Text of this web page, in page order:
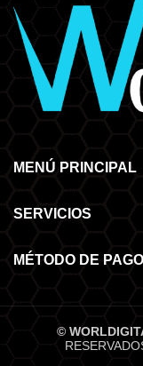
MENÚ PRINCIPAL
SERVICIOS
MÉTODO DE PAGO
©